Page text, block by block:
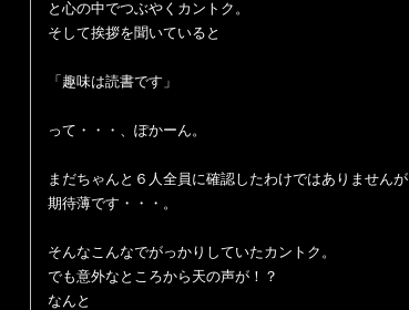
と心の中でつぶやくカントク。
そして挨拶を聞いていると
「趣味は読書です」
って・・・、ぽかーん。
まだちゃんと６人全員に確認したわけではありませんが
期待薄です・・・。
そんなこんなでがっかりしていたカントク。
でも意外なところから天の声が！？
なんと